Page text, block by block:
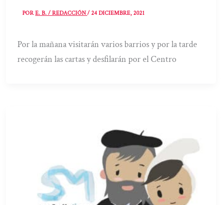
PORE. B. / REDACCIÓN/24 DICIEMBRE, 2021
Por la mañana visitarán varios barrios y por la tarde
recogerán las cartas y desfilarán por el Centro